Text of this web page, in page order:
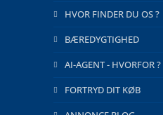
HVOR FINDER DU OS ?
BÆREDYGTIGHED
AI-AGENT - HVORFOR ?
FORTRYD DIT KØB